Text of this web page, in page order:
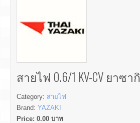
สายไฟ 0.6/1 KV-CV ยาซากิ
Category: สายไฟ
Brand: YAZAKI
Price: 0.00 บาท